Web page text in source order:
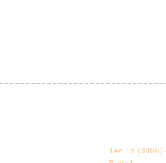
Тел.: 8 (3466)